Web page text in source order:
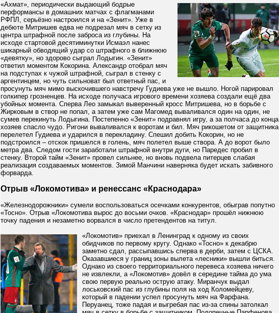
«Ахмат», периодически выдающий бодрые
перформансы в домашних матчах с флагманами
РФПЛ, серьёзно настроился и на «Зенит». Уже в
дебюте Митришев едва не подрезал мяч в сетку из
центра штрафной после заброса из глубины. На
исходе стартовой десятиминутки Исмаэл нанес
шикарный обводящий удар со штрафного в ближнюю
«девятку», но здорово сыграл Лодыгин. «Зенит»
ответил моментом Кокорина. Александр отобрал мяч
на подступах к чужой штрафной, сыграл в стенку с
аргентинцем, но чуть сильноват был ответный пас, и
просунуть мяч мимо выскочившего навстречу Гудиева уже не вышло. Ногой парировал
голкипер грозненцев. На исходе получаса игрового времени хозяева создали ещё два
убойных момента. Сперва Лео замыкал выверенный кросс Митришева, но в борьбе с
Жирковым в створ не попал, а затем уже сам Магомед вываливался один на один, не
сумев перекинуть Лодыгина. Постепенно «Зенит» подравнял игру, а за полчаса до конца
хозяев спасло чудо. Ригони вываливался к воротам и бил. Мяч рикошетом от защитника
перелетел Гудиева и ударился в перекладину. Спешил добить Кокорин, но не
подстроился – отскок пришелся в голень, мяч полетел выше створа. А до ворот было
метра два. Следом гости заработали штрафной внутри дуги, но Паредес пробил в
стенку. Второй тайм «Зенит» провел сильнее, но вновь подвела питерцев слабая
реализация создаваемых моментов. Зимой Манчини наверняка будет искать забивного
форварда.
Отрыв «Локомотива» и ренессанс «Краснодара»
«Железнодорожники» сумели воспользоваться осечками конкурентов, обыграв попутно
«Тосно». Отрыв «Локомотива вырос до восьми очков. «Краснодар» прошёл нижнюю
точку падения и незаметно ворвался в число претендентов на титул.
«Локомотив» приехал в Ленинград к одному из своих
обидчиков по первому кругу. Однако «Тосно» к декабрю
заметно сдал, рассыпавшись сперва в дерби, затем с ЦСКА.
Оказавшиеся у границ зоны вылета «лесники» вышли биться.
Однако из своего территориального перевеса хозяева ничего
не извлекли, а «Локомотив» довёл в середине тайма до ума
свою первую реально острую атаку. Миранчук выдал
лоськовский пас из глубины поля на ход Коломейцеву,
который в падении успел просунуть мяч на Фарфана.
Перуанец, тоже падая и выгребая пас из-за спины затолкал